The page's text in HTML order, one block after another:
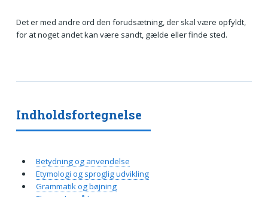
Det er med andre ord den forudsætning, der skal være opfyldt,
for at noget andet kan være sandt, gælde eller finde sted.
Indholdsfortegnelse
Betydning og anvendelse
Etymologi og sproglig udvikling
Grammatik og bøjning